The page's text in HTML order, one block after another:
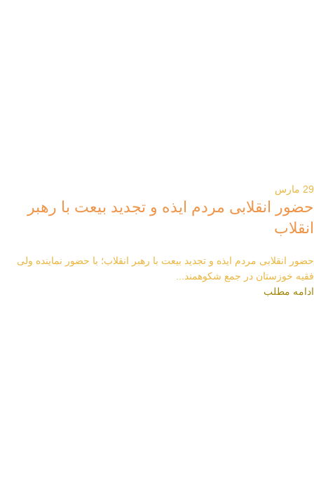
29 مارس
حضور انقلابی مردم ایذه و تجدید بیعت با رهبر
انقلاب
حضور انقلابی مردم ایذه و تجدید بیعت با رهبر انقلاب؛ با حضور نماینده ولی
فقیه خوزستان در جمع شکوهمند...
ادامه مطلب